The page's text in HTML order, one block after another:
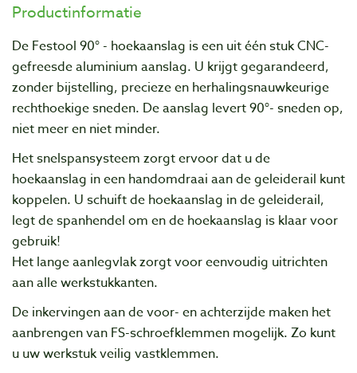
Productinformatie
De Festool 90° - hoekaanslag is een uit één stuk CNC-
gefreesde aluminium aanslag. U krijgt gegarandeerd,
zonder bijstelling, precieze en herhalingsnauwkeurige
rechthoekige sneden. De aanslag levert 90°- sneden op,
niet meer en niet minder.
Het snelspansysteem zorgt ervoor dat u de
hoekaanslag in een handomdraai aan de geleiderail kunt
koppelen. U schuift de hoekaanslag in de geleiderail,
legt de spanhendel om en de hoekaanslag is klaar voor
gebruik!
Het lange aanlegvlak zorgt voor eenvoudig uitrichten
aan alle werkstukkanten.
De inkervingen aan de voor- en achterzijde maken het
aanbrengen van FS-schroefklemmen mogelijk. Zo kunt
u uw werkstuk veilig vastklemmen.